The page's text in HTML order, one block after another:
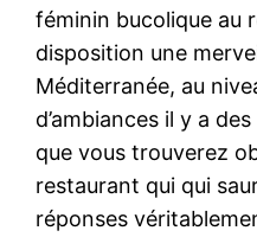
féminin bucolique au
disposition une
Méditerranée, au
d’ambiances il y a
que vous trouverez
restaurant qui qui
réponses